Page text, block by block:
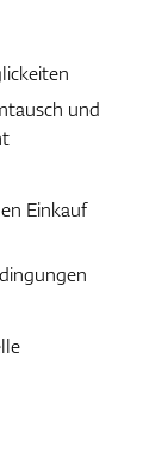
und
Einkauf